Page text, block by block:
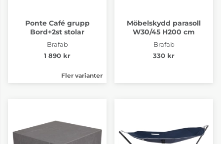
Ponte Café grupp
Bord+2st stolar
Brafab
1 890 kr
Fler varianter
Möbelskydd parasoll
W30/45 H200 cm
Brafab
330 kr